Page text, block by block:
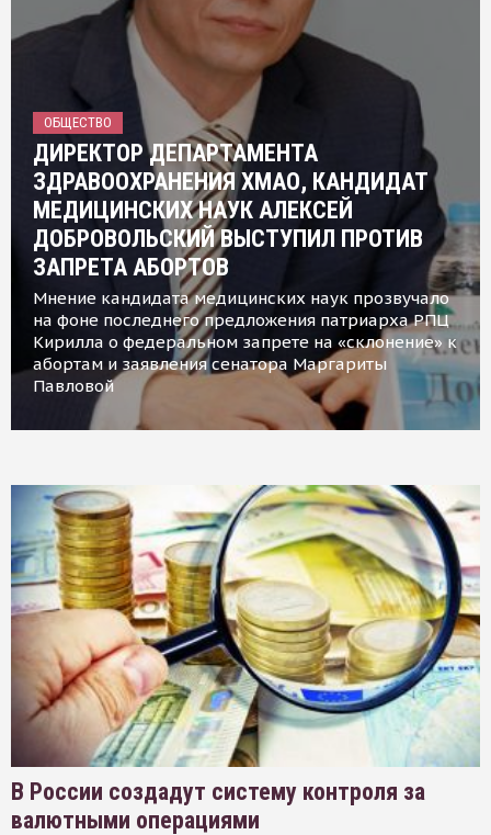
ОБЩЕСТВО
ДИРЕКТОР ДЕПАРТАМЕНТА
ЗДРАВООХРАНЕНИЯ ХМАО, КАНДИДАТ
МЕДИЦИНСКИХ НАУК АЛЕКСЕЙ
ДОБРОВОЛЬСКИЙ ВЫСТУПИЛ ПРОТИВ
ЗАПРЕТА АБОРТОВ
Мнение кандидата медицинских наук прозвучало
на фоне последнего предложения патриарха РПЦ
Кирилла о федеральном запрете на «склонение» к
абортам и заявления сенатора Маргариты
Павловой
В России создадут систему контроля за
валютными операциями